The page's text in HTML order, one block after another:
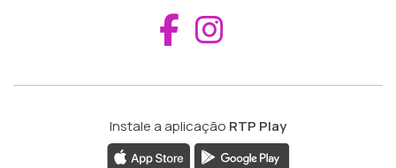
Aceder ao
Instale a aplicação RTP Play